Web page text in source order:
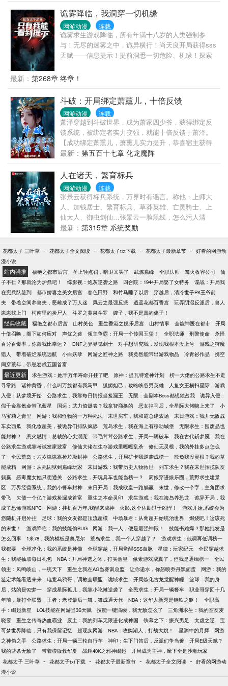
诡雾降临，我洞穿一切机缘
网游动漫 连载
诡雾求生游戏降临，所有年满十八岁的人类强制参
与！无尽的迷雾之中，诡异横行！尚天良开局获得sss
天赋——信息提示！提前洞悉一切危险、机缘！探索
能！升级装备！……在玩家还九死一生探索诡雾时
候。尚天良已经凭借绝对信息优势，囤积物资，吃着
火锅唱着歌，一路遥遥领先！最终成为诡雾之中，不
可言说的无上存在！
最新： 第268章 终章！
斗破：开局绑定萧薰儿，十倍反馈
网游动漫 连载
萧泽穿越到斗破世界，成为萧家四少爷，获得绑定反
馈系统，被绑定者实力变强，就能十倍反馈于萧泽。
【成功绑定萧熏儿，萧熏儿实力提升，恭喜宿主获得
十倍反馈，实力提升至九星斗者……】【萧熏儿服用
圣心琉璃丹，资质大幅度提升！恭喜宿主获得十倍反
馈，资质提升至绝世天骄级别……】【萧熏儿成功炼
化金帝焚天炎，实力大幅度提升！恭喜宿主获得十倍
反馈，成功炼化帝炎（20%）……】萧泽本以为这样
就结束了，没想到随着萧熏儿实力提升，自己能够绑
定的人也随之增加。美杜莎女王的七彩吞天蟒血脉，
小医仙的厄难毒体，青鳞的碧蛇三花瞳……通通十倍
反馈！多年后，魂天帝刚刚掀起浩劫，被萧泽反手镇
巅峰，他不由得将目光看向大千世界。
最新： 第五百十七章 化龙魔阵
人在诸天，繁育标兵
网游动漫 连载
张景云获得标兵系统，万界时有谣言。称他：上师大
人、加钱居士、繁育标兵、草莽英雄、亡灵骑士、上
仙大人、御虫剑仙…张景云一脸黑线，怎么污人清
白？谁不知道他有魏晋风骨，魏武遗风！南极之恋、
师父、霍元甲、精绝古城、绣春刀、灵笼、僵尸先
生、倩女幽魂、白蛇传、宝莲灯…PS：萌新不易，求
最新： 第315章 系统奖励
花都太子 三叶草 - 花都太子全文阅读 - 花都太子txt下载 - 花都太子最新章节 - 好看的网游动
漫小说
站内强推 福艳之都市后宫 圣上轻点罚，暗卫又哭了 武炼巅峰 全职法师 篝火收容公司
仙
子不仁？那就沦为炉鼎吧！
综影视：炮灰逆袭之路 四合院：1944开局娶了女特务
谍战：开局我
在宪兵队签到
都市娇妻之美女后宫 春色田野 和竹马睡了以后
穿越后，清冷世子PK王爷前
夫
带着空间养兽夫，恶雌成了万人迷 风云之最强反派 逍遥花都百香宫
玩弄阴湿反派后，兽人
崽崽找上门
柯南里的捡尸人 斗罗之黄泉斗罗 嫂子，我不是真的傻子！
经典收藏 福艳之都市后宫 山村美色 重生香港之娱乐后宫 山村情事 全能神医在都市
开局
十倍召唤，阁下如何应对
声优之途 领主争霸：开局一个传国玉玺！ 全职法师 刑警使命
杀怪
百分百爆率，你跟我比幸运？
DNF之异界鬼剑士 对手想研究我，发现我根本没上号
游戏之狩魔
猎人
带着破烂系统远航 小白妖孽 网游之匠神之路 我竟然能带出游戏物品 冷青衫作品
携空
间穿荒年，带崽卷成五国首富
最近更新 求生游戏：她千万年寿命开挂了吧 原神：提瓦特造神计划
榜一大佬的公路求生不走
寻常路
诸神黄昏，什么叫万族都有我马甲 狐媚妲己，攻略峡谷男英雄 人鱼女王横扫星际
游戏
入侵：从梦境开始
公路求生，我靠每日情报当捡漏王 无限：全副本Boss都想独占我
诡异入侵：
假千金靠氪金带飞蓝星
国运：武力值爆表？我拿智商换的 恶女掉马后，全星际大佬吻上来了
小
马宝莉之青里
网游：我和怪物的一万种死法 末世房车，我和霸总建农场
末日游戏：我开无敌战
车卖西瓜
我化妆超美，被诡异们排队疯舔 荒岛求生，我在海上有移动城堡
无限求生：囤废品也
能封神？
惹火燃情：总裁的心尖溺宠 带毛茸茸公路求生，开局一辆破车 我在古代斩梦魇
我在
公路求生游戏靠考试发家致富
修仙大佬在生存游戏里嘎嘎乱杀
修仙无灵根，我的外挂多点怎么
了
全民荒岛：六岁崽崽靠捡垃圾封神 公路求生，开局矿卡我逆袭成榜一
欺负我没灵根？我的草
能成精
网游：从死囚狱到巅峰玩家 末日游戏：我带历史人物救世
列车求生？我在末世招揽队友
躺赢
恶毒魔女她只想通关 公路求生，开玩具车也能当榜一？
厨娘穿进娱乐圈，荒野求生建景
区
万界经营系统，我的小餐车封神 末日开局：我成欧皇一路躺赢
末世，修改一个字，主角团求
带飞
欠债一个亿？游戏捡漏成首富 重生之本命灵印 求生游戏：我在海岛养恐龙
诡异开局，我
成了恐怖游戏NPC
网游：挂机百万年,我醒来成神 火影,这个佐助过于凶悍！
游戏开始,系统会为
您随机开启外挂
足球：我的女友都是顶流超模 中场暴君：从葡超开始统治世界
燃烧吧！这该死
的末世！
游戏降临：我的技能偷BUG 网游：我一人，便是最强神殿！
技能书难爆？那她批发是
怎么回事
1米78，我的模板是奥尼尔 荒岛求生，我一个人穿越了？
游戏求生：低调再低调榜一
我都要
全球净化：我的系统是神骸 全球穿越，开局觉醒SSS血脉 星律：玩家纪元
全民穿越求
生：我能抽取每日礼包
NBA：开局神选之体，打哭詹皇 像素游戏成真了，但我是通缉榜一
全民
领主：凤鸣岐山，一统天下
重生之我在AG当赛训总监 让你递水，你怒喷乔丹黑卤蛋
网游：我的
鉴定术能看透未来
电竞乌鸦哥，调教全联盟 诡域求生：开局炼化古龙觉醒神瞳
篮球：我的身
后，站的是92梦一
穿成星际孤儿，我靠小吃摊逆袭了 全民求生：开局一辆餐车
职业哥穿回十几
年前，暴打全联盟
王者：老登最后一舞，舞成通天代 NBA：这华人新秀是钢铁之躯！
全职高
手：崛起新星
LOL技能在网游当3S天赋 技能一键满级，我无敌怎么了
三角洲求生：我的室友麦
晓雯
重生之传奇热血霸业 废土：我的列车无限进化成神国 铁幕之下：振兴男足 太虚之逆
宝
可梦世界降临，只有我保留记忆
超现实网游 NBA：收购湖人，打劫大姚！ 星渊中的月辉
网游
之神偷之手
公路求生：开局一辆三轮自行车 神印：生下门笛后，反派们争当爹
开局E级天赋？
我的蓝条无敌了
带着模版救华夏 战锤40K之邪神崛起
开局成为主神，麾下全是沙雕玩家
花都太子 三叶草 - 花都太子txt下载 - 花都太子最新章节 - 花都太子全文阅读 - 好看的网游动
漫小说